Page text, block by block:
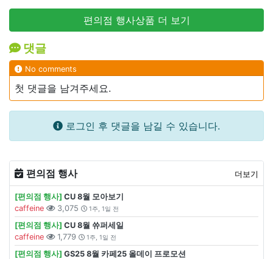
편의점 행사상품 더 보기
댓글
No comments
첫 댓글을 남겨주세요.
로그인 후 댓글을 남길 수 있습니다.
편의점 행사 더보기
[편의점 행사] CU 8월 모아보기
caffeine
3,075 1주, 1일 전
[편의점 행사] CU 8월 쓔퍼세일
caffeine
1,779 1주, 1일 전
[편의점 행사] GS25 8월 카페25 올데이 프로모션